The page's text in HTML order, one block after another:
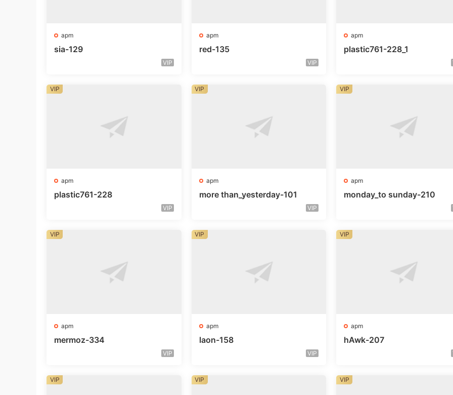
apm
sia-129
VIP
apm
red-135
VIP
apm
plastic761-228_1
apm
plastic761-228
VIP
VIP
apm
more than_yesterday-101
VIP
VIP
apm
monday_to sunday-210
VIP
apm
mermoz-334
VIP
VIP
apm
laon-158
VIP
VIP
apm
hAwk-207
VIP
VIP VIP VIP